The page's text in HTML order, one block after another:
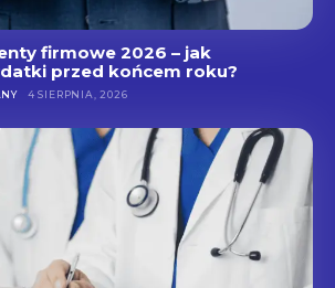
firmowe 2026 – jak
przed końcem roku?
4 SIERPNIA, 2026